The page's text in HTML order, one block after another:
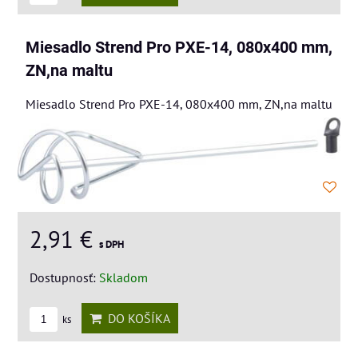
Miesadlo Strend Pro PXE-14, 080x400 mm,
ZN,na maltu
Miesadlo Strend Pro PXE-14, 080x400 mm, ZN,na maltu
2,91 € s DPH
Dostupnosť: Skladom
ks DO KOŠÍKA